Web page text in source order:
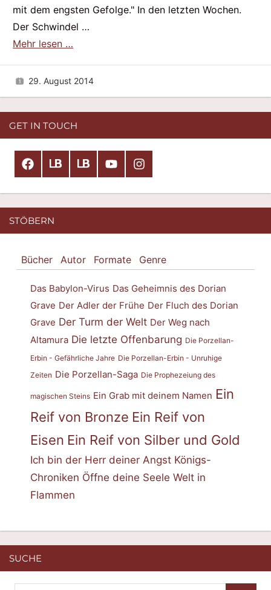
mit dem engsten Gefolge." In den letzten Wochen.
Der Schwindel …
Mehr lesen …
29. August 2014
GET IN TOUCH
Stephan
M.
Rother
auf
folgen
Stephan
M.
Rother
Benjamin
Monferat
auf
Stephan
M.
Rother
auf
sehen
Florian
Busch
auf
Instagram
STÖBERN
Bücher Autor Formate Genre
Das Babylon-Virus Das Geheimnis des Dorian
Grave Der Adler der Frühe Der Fluch des Dorian
Grave Der Turm der Welt Der Weg nach
Altamura Die letzte Offenbarung Die Porzellan-
Erbin - Gefährliche Jahre Die Porzellan-Erbin - Unruhige
Zeiten Die Porzellan-Saga Die Prophezeiung des
magischen Steins Ein Grab mit deinem Namen Ein
Reif von Bronze Ein Reif von
Eisen Ein Reif von Silber und Gold
Ich bin der Herr deiner Angst Königs-
Chroniken Öffne deine Seele Welt in
Flammen
SUCHE